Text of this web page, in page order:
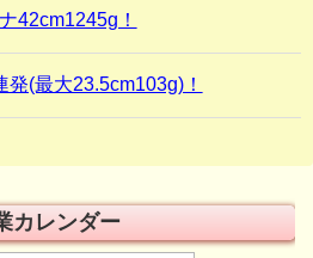
42cm1245g！
発(最大23.5cm103g)！
カレンダー